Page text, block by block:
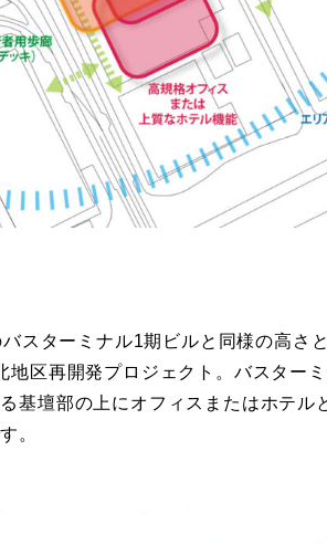
スターミナル1期ビルと同様の高さ
地区再開発プロジェクト。バスター
基壇部の上にオフィスまたはホテル
。